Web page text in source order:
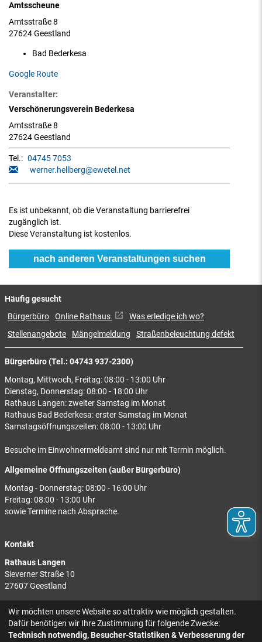
Amtsscheune
Amtsstraße 8
27624 Geestland
Bad Bederkesa
Google Route
Veranstalter:
Verschönerungsverein Bederkesa
Amtsstraße 8
27624 Geestland
Tel.: 04745 7053
werner.hellberg@ewetel.net
Es ist unbekannt, ob die Veranstaltung barrierefrei
zugänglich ist.
Diese Veranstaltung ist kostenlos.
nach anderen Veranstaltungen suchen
Bürgerbüro (Tel.: 04743 937-2300)
Montag, Mittwoch, Freitag: 08:00 - 13:00 Uhr
Dienstag, Donnerstag: 08:00 - 18:00 Uhr
Rathaus Langen: zweiter Samstag im Monat
Rathaus Bad Bederkesa: erster Samstag im Monat
Samstagsöffnungszeiten: 08:00 - 13:00 Uhr
Besuche im Einwohnermeldeamt sind nur mit Termin möglich.
Allgemeine Öffnungszeiten (außer Bürgerbüro)
Montag - Donnerstag: 08:00 - 16:00 Uhr
Freitag: 08:00 - 13:00 Uhr
sowie Termine nach Absprache.
Kontakt
Rathaus Langen
Sieverner Straße 10
27607 Geestland
Rathaus Bad Bederkesa
Am Markt 8
27624 Geestland
Häufig gesucht
Bürgerbüro Online Rathaus
Was erledige ich wo?
Stellenangebote
Mängelmeldung Straßenbeleuchtung defekt
Wir möchten unsere Website so attraktiv wie möglich gestalten.
Dafür benötigen wir Ihre Zustimmung für folgende Zwecke:
Technisch notwendig, Besucher-Statistiken & Verbesserung der